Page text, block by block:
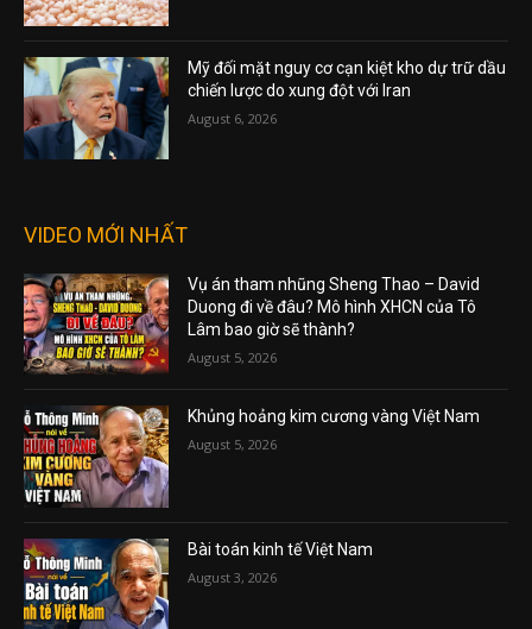
Mỹ đối mặt nguy cơ cạn kiệt kho dự trữ dầu
chiến lược do xung đột với Iran
August 6, 2026
VIDEO MỚI NHẤT
Vụ án tham nhũng Sheng Thao – David
Duong đi về đâu? Mô hình XHCN của Tô
Lâm bao giờ sẽ thành?
August 5, 2026
Khủng hoảng kim cương vàng Việt Nam
August 5, 2026
Bài toán kinh tế Việt Nam
August 3, 2026